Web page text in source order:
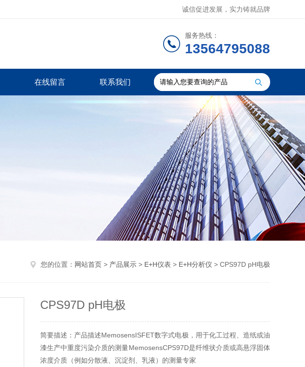
诚信促进发展，实力铸就品牌
服务热线：
13564795088
在线留言 联系我们
您的位置： 网站首页 > 产品展示 > E+H仪表 > E+H分析仪 > CPS97D pH电极
CPS97D pH电极
简要描述：产品描述MemosensISFET数字式电极，用于化工过程、造纸或油
漆生产中重度污染介质的测量MemosensCPS97D是纤维状介质或高悬浮固体
浓度介质（例如分散液、沉淀剂、乳液）的测量专家